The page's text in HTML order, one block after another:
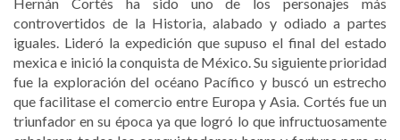
controvertidos de la Historia, alabado y odiado a partes
iguales. Lideró la expedición que supuso el final del estado
mexica e inició la conquista de México. Su siguiente prioridad
fue la exploración del océano Pacífico y buscó un estrecho
que facilitase el comercio entre Europa y Asia. Cortés fue un
triunfador en su época ya que logró lo que infructuosamente